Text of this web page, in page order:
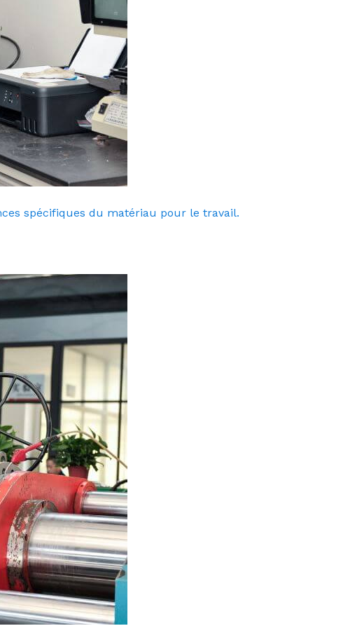
spécifiques du matériau pour le travail.